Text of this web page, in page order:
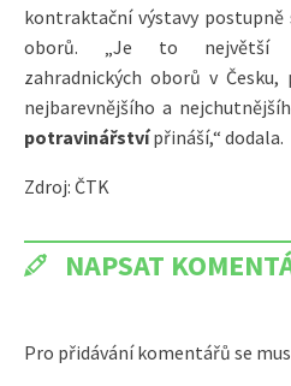
kontraktační výstavy postupně
oborů. „Je to největší
zahradnických oborů v
nejbarevnějšího a
potravinářstvípřináší,“ dodala.
Zdroj: ČTK
NAPSAT
Pro přidávání komentářů se